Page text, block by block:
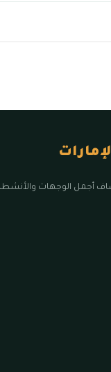
أجمل الوجهات والأنشطة